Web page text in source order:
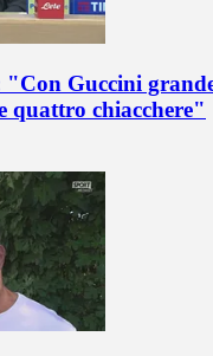
"Con Guccini
quattro chiacchere"